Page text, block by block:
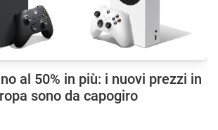
al 50% in più: i nuovi prezzi in
sono da capogiro